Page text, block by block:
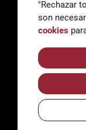
Trámites de
Accessibilidad
Política de cookies
"Rechazar
son
cookies